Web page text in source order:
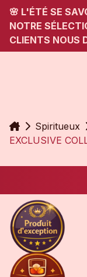
🌸 L'ÉTÉ SE
NOTRE
CLIENTS NOUS
AccueilSpiritueux
EXCLUSIVE